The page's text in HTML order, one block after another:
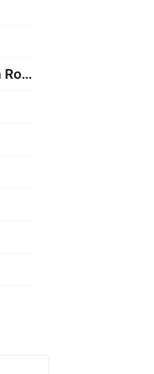
Подтверждение возраста Roblox